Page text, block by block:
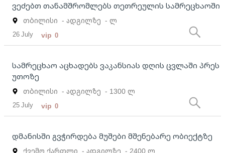
ვეძებთ თანამშრომლებს თეთრეულის სამრეცხაოში
თბილისი - ადგილზე - ლ
26 July vip 0
სამრეცხაო აცხადებს ვაკანსიას დღის ცვლაში პრეს
უთოზე
თბილისი - ადგილზე - 1300 ლ
25 July vip 0
დმანისში გვჭირდება მუშები მშენებარე ობიექტზე
ქვემო ქართლი - ადგილზე - 2400 ლ